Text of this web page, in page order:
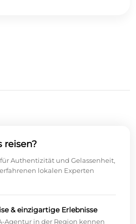
reisen?
Authentizität und Gelassenheit,
lokalen Experten
& einzigartige Erlebnisse
Agentur in der Region kennen